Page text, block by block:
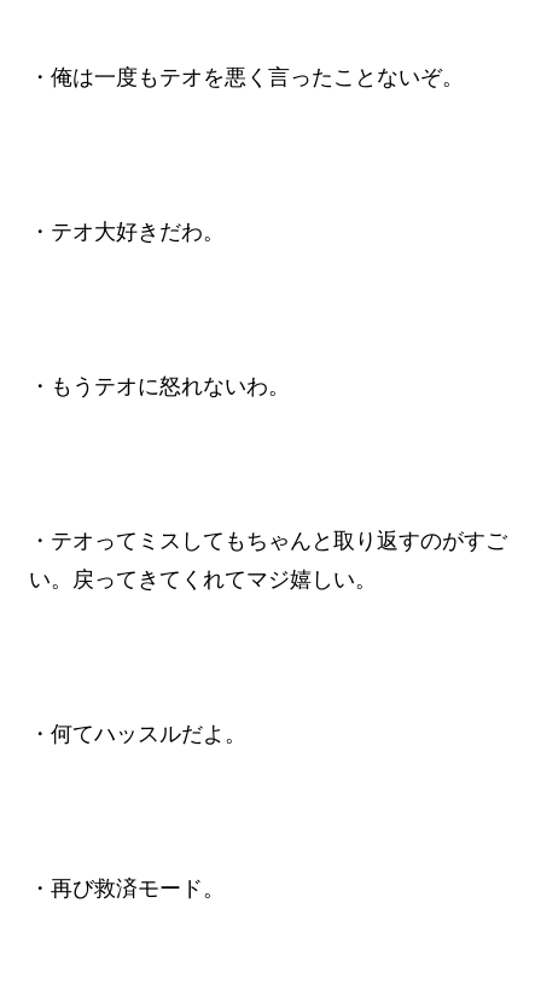
・俺は一度もテオを悪く言ったことないぞ。
・テオ大好きだわ。
・もうテオに怒れないわ。
・テオってミスしてもちゃんと取り返すのがすご
い。戻ってきてくれてマジ嬉しい。
・何てハッスルだよ。
・再び救済モード。